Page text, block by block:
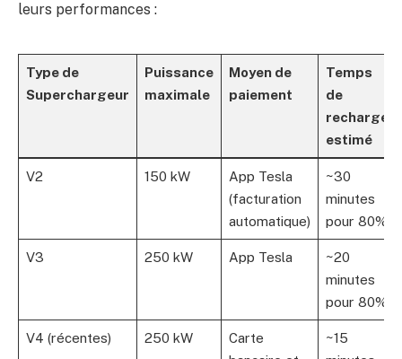
leurs performances :
Type de
Superchargeur
Puissance
maximale
Moyen de
paiement
Temps
de
recharge
estimé
V2 150 kW
App Tesla
(facturation
automatique)
~30
minutes
pour 80%
V3 250 kW App Tesla
~20
minutes
pour 80%
V4 (récentes) 250 kW
Carte
~15